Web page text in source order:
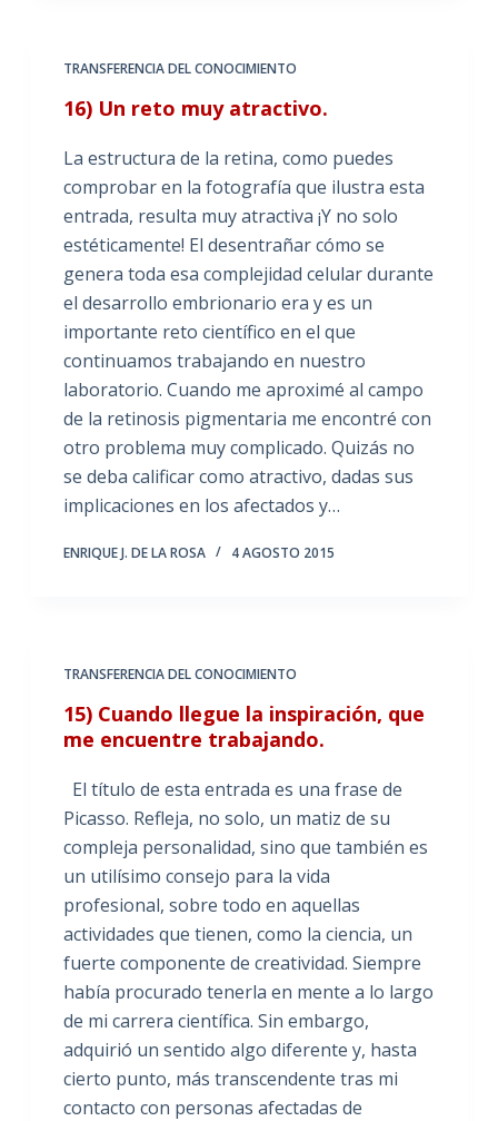
TRANSFERENCIA DEL CONOCIMIENTO
16) Un reto muy atractivo.
La estructura de la retina, como puedes
comprobar en la fotografía que ilustra esta
entrada, resulta muy atractiva ¡Y no solo
estéticamente! El desentrañar cómo se
genera toda esa complejidad celular durante
el desarrollo embrionario era y es un
importante reto científico en el que
continuamos trabajando en nuestro
laboratorio. Cuando me aproximé al campo
de la retinosis pigmentaria me encontré con
otro problema muy complicado. Quizás no
se deba calificar como atractivo, dadas sus
implicaciones en los afectados y…
ENRIQUE J. DE LA ROSA 4 AGOSTO 2015
TRANSFERENCIA DEL CONOCIMIENTO
15) Cuando llegue la inspiración, que
me encuentre trabajando.
El título de esta entrada es una frase de
Picasso. Refleja, no solo, un matiz de su
compleja personalidad, sino que también es
un utilísimo consejo para la vida
profesional, sobre todo en aquellas
actividades que tienen, como la ciencia, un
fuerte componente de creatividad. Siempre
había procurado tenerla en mente a lo largo
de mi carrera científica. Sin embargo,
adquirió un sentido algo diferente y, hasta
cierto punto, más transcendente tras mi
contacto con personas afectadas de